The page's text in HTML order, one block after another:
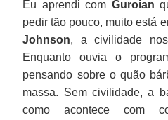
Eu aprendi com Guroian
pedir tão pouco, muito está
Johnson, a civilidade
Enquanto ouvia o
pensando sobre o quão
massa. Sem civilidade, a
como acontece com